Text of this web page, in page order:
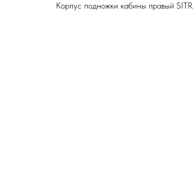
Корпус подножки кабины правый